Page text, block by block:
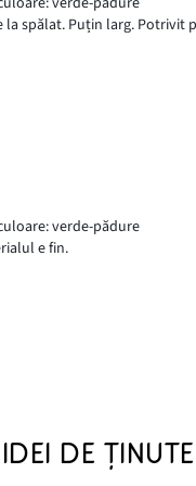
la spălat. Puțin larg. Potrivit
verde-pădure
e fin.
DE ȚINUTE